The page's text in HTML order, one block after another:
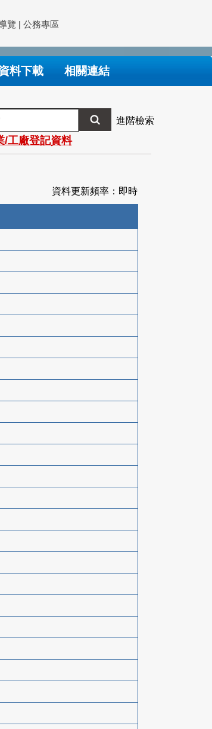
覽 | 公務專區
料下載 相關連結
進階檢索
/工廠登記資料
資料更新頻率：即時